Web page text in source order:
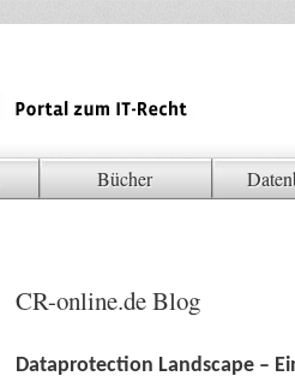
Bücher
CR-online.de Blog
Dataprotection Landscape –